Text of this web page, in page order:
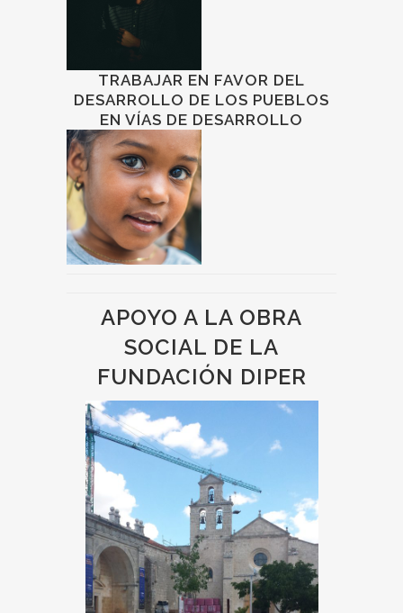
TRABAJAR EN FAVOR DEL
DESARROLLO DE LOS PUEBLOS
EN VÍAS DE DESARROLLO
APOYO A LA OBRA
SOCIAL DE LA
FUNDACIÓN DIPER